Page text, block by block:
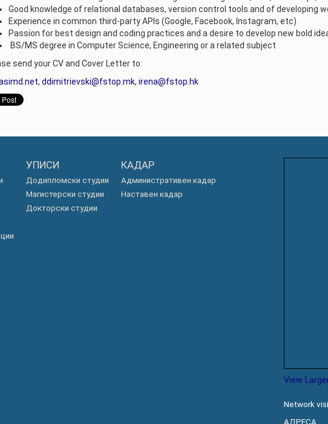
ЦЕНТРИ
АЛУМНИ
ДИПЛОМСКИ/
МАГИСТЕРСКИ
ОДБРАНИ
Good knowledge of relational databases, version control tools and of developing
Experience in common third-party APIs (Google, Facebook, Instagram, etc)
Passion for best design and coding practices and a desire to develop new bold
BS/MS degree in Computer Science, Engineering or a related subject
send your CV and Cover Letter to:
, ddimitrievski@fstop.mk, irena@fstop.hk
УПИСИ
Додипломски студии
Магистерски студии
Докторски студии
КАДАР
Административен кадар
Наставен кадар
View
Network
АДРЕСА